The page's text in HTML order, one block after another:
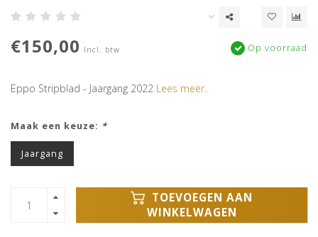
€150,00 Incl. btw Op voorraad
Eppo Stripblad - Jaargang 2022 Lees meer..
Maak een keuze: *
Jaargang
TOEVOEGEN AAN
WINKELWAGEN